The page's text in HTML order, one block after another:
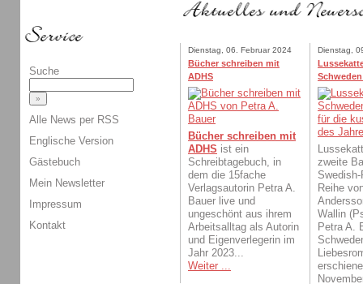
Dienstag, 06. Februar 2024
Bücher schreiben mit
ADHS
Bücher schreiben mit
ADHS ist ein
Schreibtagebuch, in
dem die 15fache
Verlagsautorin Petra A.
Bauer live und
ungeschönt aus ihrem
Arbeitsalltag als Autorin
und Eigenverlegerin im
Jahr 2023...
Weiter ...
Dienstag,
zweite
Reihe
Wallin
Petra A.
Suche
Alle News per RSS
Englische Version
Gästebuch
Mein Newsletter
Impressum
Kontakt